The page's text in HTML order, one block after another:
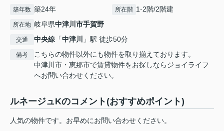
築年数 築24年 所在階 1-2階/2階建
所在地 岐阜県中津川市手賀野
交通 中央線 「中津川 」駅 徒歩50分
備考
こちらの物件以外にも物件を取り揃えております。
中津川市・恵那市で賃貸物件をお探しならジョイライフ
へお問い合わせください。
ルネージュKのコメント(おすすめポイント)
人気の物件です。お早めにお問い合わせください。